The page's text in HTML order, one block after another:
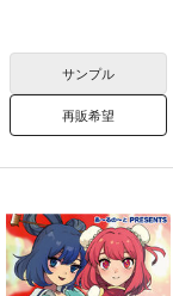
サンプル
再販希望